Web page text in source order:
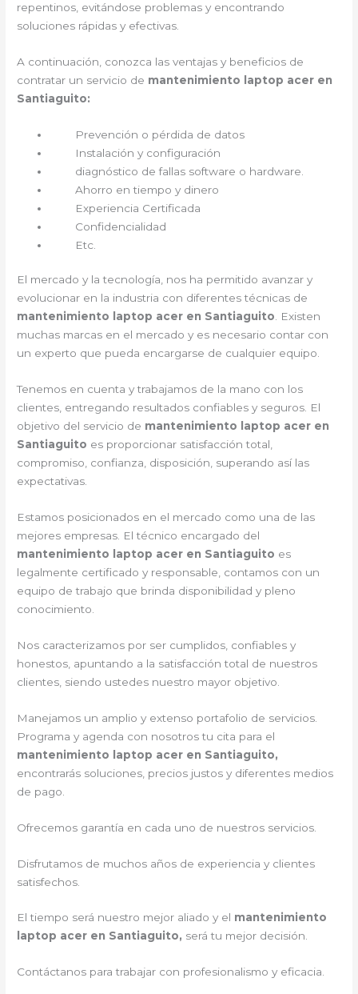
repentinos, evitándose problemas y encontrando
soluciones rápidas y efectivas.
A continuación, conozca las ventajas y beneficios de
contratar un servicio de mantenimiento laptop acer en
Santiaguito:
Prevención o pérdida de datos
Instalación y configuración
diagnóstico de fallas software o hardware.
Ahorro en tiempo y dinero
Experiencia Certificada
Confidencialidad
Etc.
El mercado y la tecnología, nos ha permitido avanzar y
evolucionar en la industria con diferentes técnicas de
mantenimiento laptop acer en Santiaguito. Existen
muchas marcas en el mercado y es necesario contar con
un experto que pueda encargarse de cualquier equipo.
Tenemos en cuenta y trabajamos de la mano con los
clientes, entregando resultados confiables y seguros. El
objetivo del servicio de mantenimiento laptop acer en
Santiaguito es proporcionar satisfacción total,
compromiso, confianza, disposición, superando así las
expectativas.
Estamos posicionados en el mercado como una de las
mejores empresas. El técnico encargado del
mantenimiento laptop acer en Santiaguito es
legalmente certificado y responsable, contamos con un
equipo de trabajo que brinda disponibilidad y pleno
conocimiento.
Nos caracterizamos por ser cumplidos, confiables y
honestos, apuntando a la satisfacción total de nuestros
clientes, siendo ustedes nuestro mayor objetivo.
Manejamos un amplio y extenso portafolio de servicios.
Programa y agenda con nosotros tu cita para el
mantenimiento laptop acer en Santiaguito,
encontrarás soluciones, precios justos y diferentes medios
de pago.
Ofrecemos garantía en cada uno de nuestros servicios.
Disfrutamos de muchos años de experiencia y clientes
satisfechos.
El tiempo será nuestro mejor aliado y el mantenimiento
laptop acer en Santiaguito, será tu mejor decisión.
Contáctanos para trabajar con profesionalismo y eficacia.